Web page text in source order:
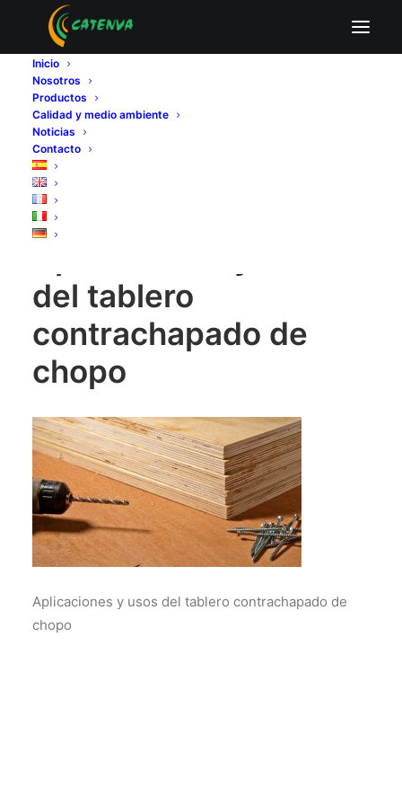
Inicio
Nosotros
Productos
Calidad y medio ambiente
Noticias
Contacto
Home
Aplicaciones y usos del tablero contrachapado de chopo
Aplicaciones y usos del tablero contrachapado de chopo
del tablero
contrachapado de
chopo
Aplicaciones y usos del tablero contrachapado de
chopo